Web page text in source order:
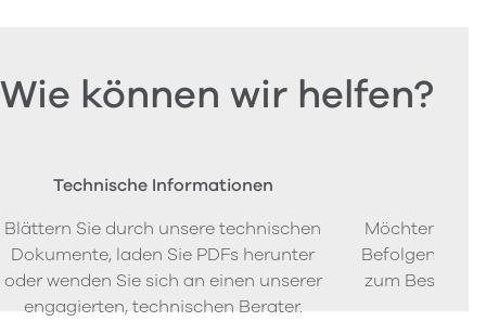
Wie können wir helfen?
Technische Informationen
Blättern Sie durch unsere technischen
Dokumente, laden Sie PDFs herunter
oder wenden Sie sich an einen unserer
engagierten, technischen Berater.
Möchten Sie
Befolgen Sie
zum